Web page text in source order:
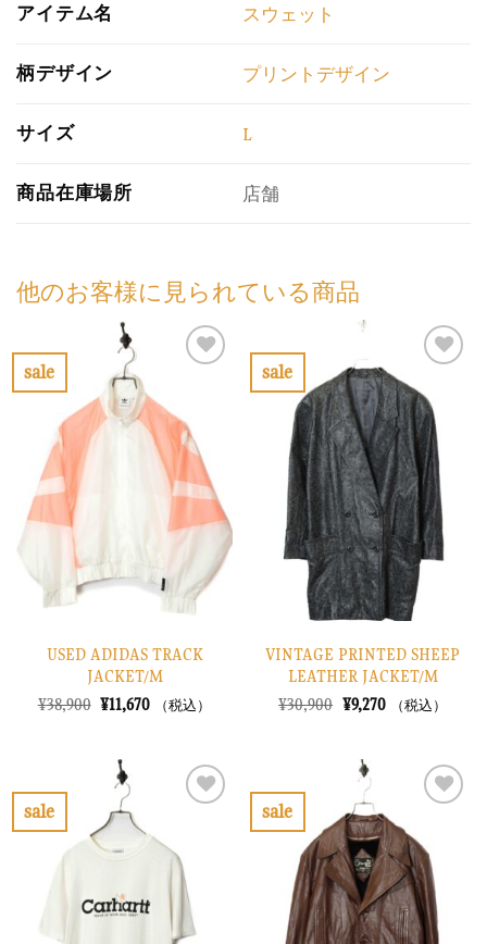
アイテム名 スウェット
柄デザイン プリントデザイン
サイズ L
商品在庫場所 店舗
他のお客様に見られている商品
sale
に
入
り
に
USED ADIDAS TRACK
JACKET/M
¥38,900 元
¥38,900
し
た。
¥11,670現
¥11,670
す。
（税込）
sale
気
に
入
り
に
す
る
VINTAGE PRINTED SHEEP
LEATHER JACKET/M
¥30,900 元
¥30,900
で
し
た。
¥9,270現
¥9,270
で
す。
（税込）
sale
り
に
sale
に
入
り
に